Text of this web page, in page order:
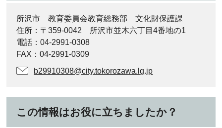
所沢市 教育委員会教育総務部 文化財保護課
住所：〒359-0042 所沢市並木六丁目4番地の1
電話：04-2991-0308
FAX：04-2991-0309
b29910308@city.tokorozawa.lg.jp
この情報はお役に立ちましたか？